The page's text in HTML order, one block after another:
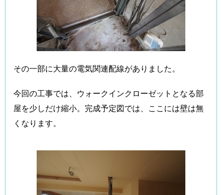
その一部に大量の電気関連配線がありました。
今回の工事では、ウォークインクローゼットとなる部
屋を少しだけ縮小。完成予定図では、ここには壁は無
くなります。